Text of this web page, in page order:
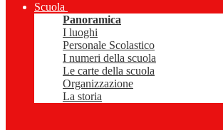
Scuola
Panoramica
I luoghi
Personale Scolastico
I numeri della scuola
Le carte della scuola
Organizzazione
La storia